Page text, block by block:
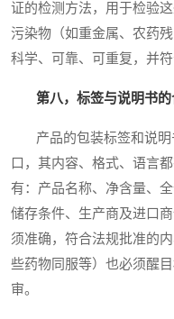
证的检测方法，用于检验
污染物（如重金属、农药
科学、可靠、可重复，并
第八，标签与说明书
产品的包装标签和说明
口，其内容、格式、语言
有：产品名称、净含量、
储存条件、生产商及进口
须准确，符合法规批准的
些药物同服等）也必须醒
审。